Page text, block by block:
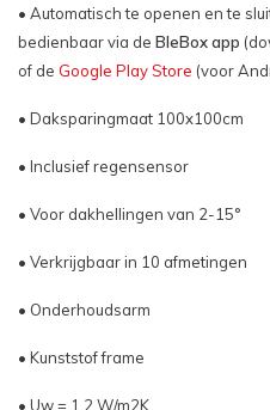
• Automatisch te openen en te
bedienbaar via de BleBox app
of de Google Play Store (voor
• Daksparingmaat 100x100cm
• Inclusief regensensor
• Voor dakhellingen van 2-15°
• Verkrijgbaar in 10 afmetingen
• Onderhoudsarm
• Kunststof frame
• Uw = 1,2 W/m2K